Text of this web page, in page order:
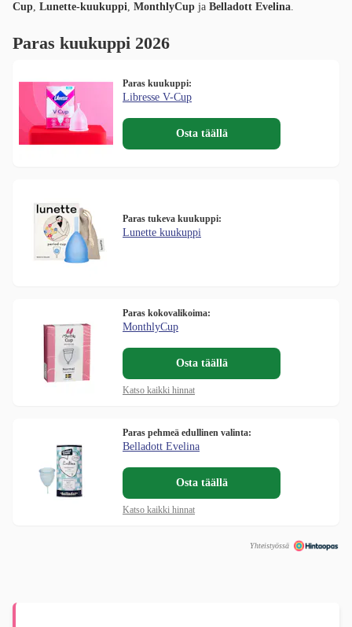
Cup, Lunette-kuukuppi, MonthlyCup ja Belladott Evelina.
Paras kuukuppi 2026
Paras kuukuppi:
Libresse V-Cup
Osta täällä
Paras tukeva kuukuppi:
Lunette kuukuppi
Paras kokovalikoima:
MonthlyCup
Osta täällä
Katso kaikki hinnat
Paras pehmeä edullinen valinta:
Belladott Evelina
Osta täällä
Katso kaikki hinnat
Yhteistyössä